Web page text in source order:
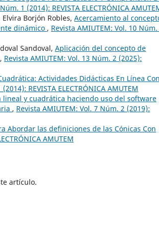
1 (2014): REVISTA ELECTRÓNICA
Borjón Robles, Acercamiento al
dinámico , Revista AMIUTEM: Vol. 10 Núm.
Sandoval, Aplicación del concepto de
, Revista AMIUTEM: Vol. 13 Núm. 2 (2025):
Actividades Didácticas En Línea Con
REVISTA ELECTRÓNICA AMUTEM
y cuadrática haciendo uso del software
, Revista AMIUTEM: Vol. 7 Núm. 2 (2019):
Abordar las definiciones de las Cónicas Con
AMUTEM
artículo.